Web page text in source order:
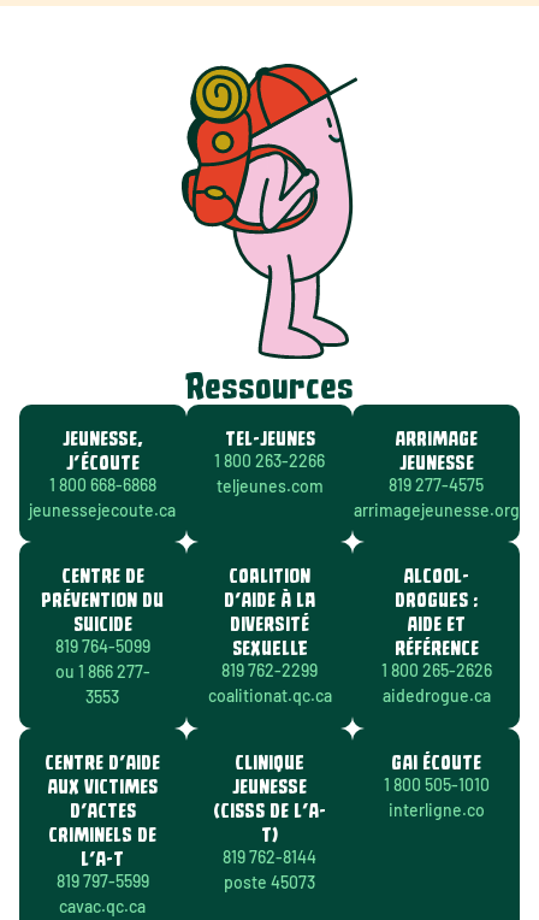
Ressources
JEUNESSE,
J’ÉCOUTE
1 800 668-6868
jeunessejecoute.ca
TEL-JEUNES
1 800 263-2266
teljeunes.com
ARRIMAGE
JEUNESSE
819 277-4575
arrimagejeunesse.org
CENTRE DE
PRÉVENTION DU
SUICIDE
819 764-5099
ou 1 866 277-
3553
COALITION
D’AIDE À LA
DIVERSITÉ
SEXUELLE
819 762-2299
coalitionat.qc.ca
ALCOOL-
DROGUES :
AIDE ET
RÉFÉRENCE
1 800 265-2626
aidedrogue.ca
CENTRE D’AIDE
AUX VICTIMES
D’ACTES
CRIMINELS DE
L’A-T
819 797-5599
cavac.qc.ca
CLINIQUE
JEUNESSE
(CISSS DE L’A-
T)
819 762-8144
poste 45073
GAI ÉCOUTE
1 800 505-1010
interligne.co